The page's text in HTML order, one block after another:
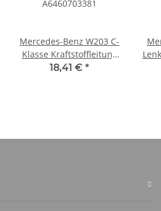
Mercedes-Benz W203 C-
Klasse Kraftstoffleitung
A6460703381
18,41 € *